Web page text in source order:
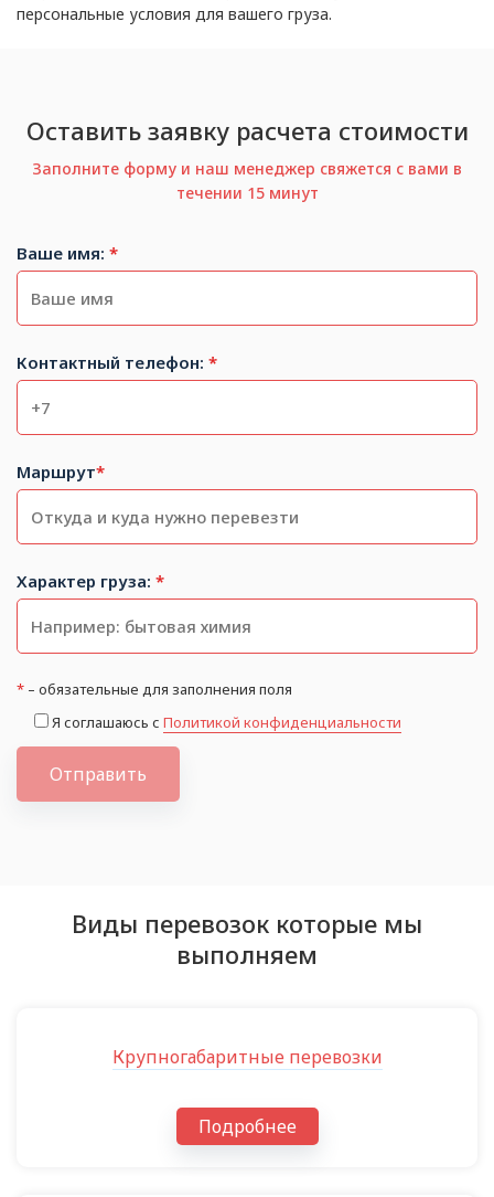
персональные условия для вашего груза.
Оставить заявку расчета стоимости
Заполните форму и наш менеджер свяжется с вами в
течении 15 минут
Ваше имя: *
Контактный телефон: *
Маршрут*
Характер груза: *
* – обязательные для заполнения поля
Я соглашаюсь с Политикой конфиденциальности
Отправить
Виды перевозок которые мы
выполняем
Крупногабаритные перевозки
Подробнее